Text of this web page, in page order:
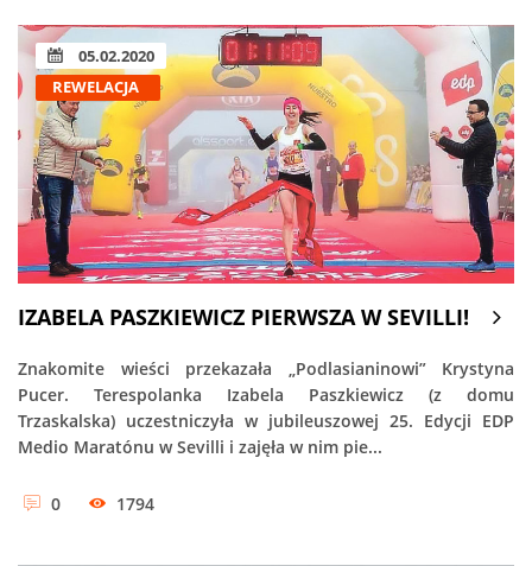
05.02.2020
REWELACJA
IZABELA PASZKIEWICZ PIERWSZA W SEVILLI!
Znakomite wieści przekazała „Podlasianinowi” Krystyna
Pucer. Terespolanka Izabela Paszkiewicz (z domu
Trzaskalska) uczestniczyła w jubileuszowej 25. Edycji EDP
Medio Maratónu w Sevilli i zajęła w nim pie...
0 1794